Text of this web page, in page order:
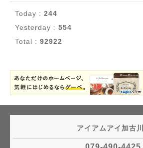
Today : 244
Yesterday : 554
Total : 92922
アイアムアイ加古川